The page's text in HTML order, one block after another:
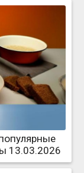
13.03.2026